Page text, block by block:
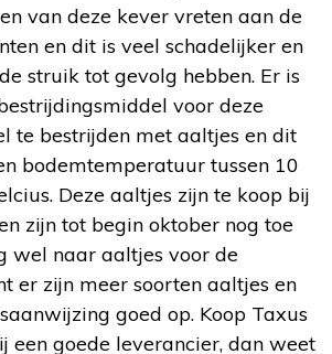
van deze kever vreten aan de
en dit is veel schadelijker en
struik tot gevolg hebben. Er is
voor deze
te bestrijden met aaltjes en dit
bodemtemperatuur tussen 10
Deze aaltjes zijn te koop bij
zijn tot begin oktober nog toe
wel naar aaltjes voor de
er zijn meer soorten aaltjes en
goed op. Koop Taxus
een goede leverancier, dan weet